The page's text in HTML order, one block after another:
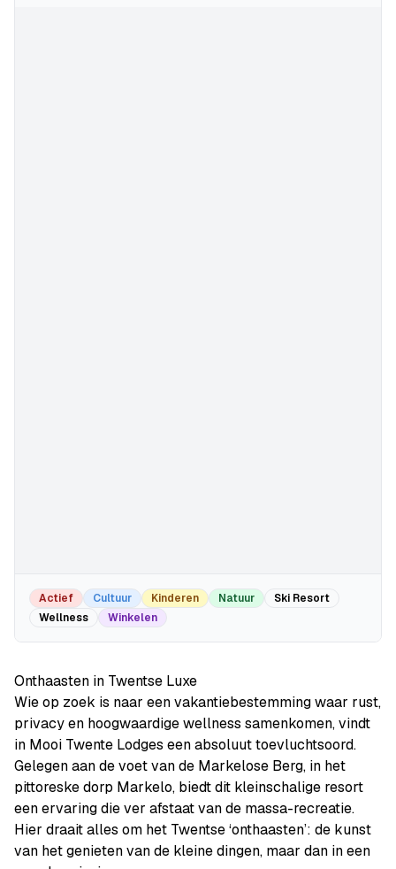
Actief Cultuur Kinderen Natuur
Ski Resort
Wellness
Winkelen
Onthaasten in Twentse Luxe
Wie op zoek is naar een vakantiebestemming waar rust,
privacy en hoogwaardige wellness samenkomen, vindt
in Mooi Twente Lodges een absoluut toevluchtsoord.
Gelegen aan de voet van de Markelose Berg, in het
pittoreske dorp Markelo, biedt dit kleinschalige resort
een ervaring die ver afstaat van de massa-recreatie.
Hier draait alles om het Twentse ‘onthaasten’: de kunst
van het genieten van de kleine dingen, maar dan in een